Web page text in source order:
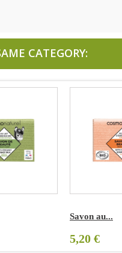
CATEGORY:
Savon au...
5,20 €